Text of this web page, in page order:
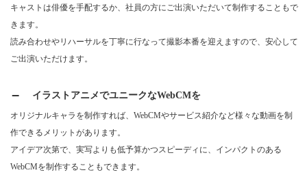
キャストは俳優を手配するか、社員の方にご出演いただいて制作することもで
きます。
読み合わせやリハーサルを丁寧に行なって撮影本番を迎えますので、安心して
ご出演いただけます。
イラストアニメでユニークなWebCMを
オリジナルキャラを制作すれば、WebCMやサービス紹介など様々な動画を制
作できるメリットがあります。
アイデア次第で、実写よりも低予算かつスピーディに、インパクトのある
WebCMを制作することもできます。